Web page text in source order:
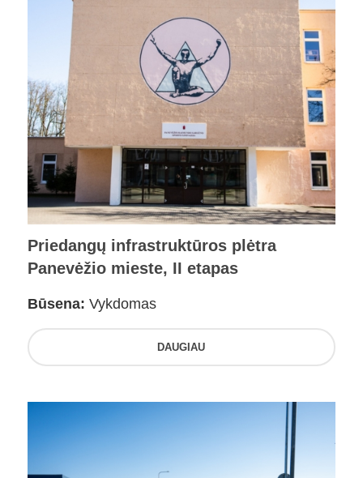
Priedangų infrastruktūros plėtra
Panevėžio mieste, II etapas
Būsena: Vykdomas
DAUGIAU